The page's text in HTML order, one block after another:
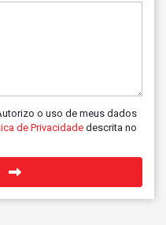
o uso de meus dados
de Privacidade descrita no